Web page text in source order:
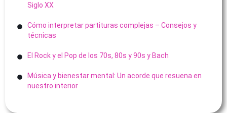
Siglo XX
Cómo interpretar partituras complejas – Consejos y
técnicas
El Rock y el Pop de los 70s, 80s y 90s y Bach
Música y bienestar mental: Un acorde que resuena en
nuestro interior